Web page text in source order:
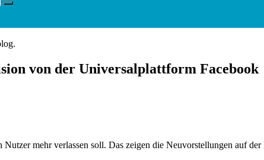
von der Universalplattform Facebook
mehr verlassen soll. Das zeigen die Neuvorstellungen auf